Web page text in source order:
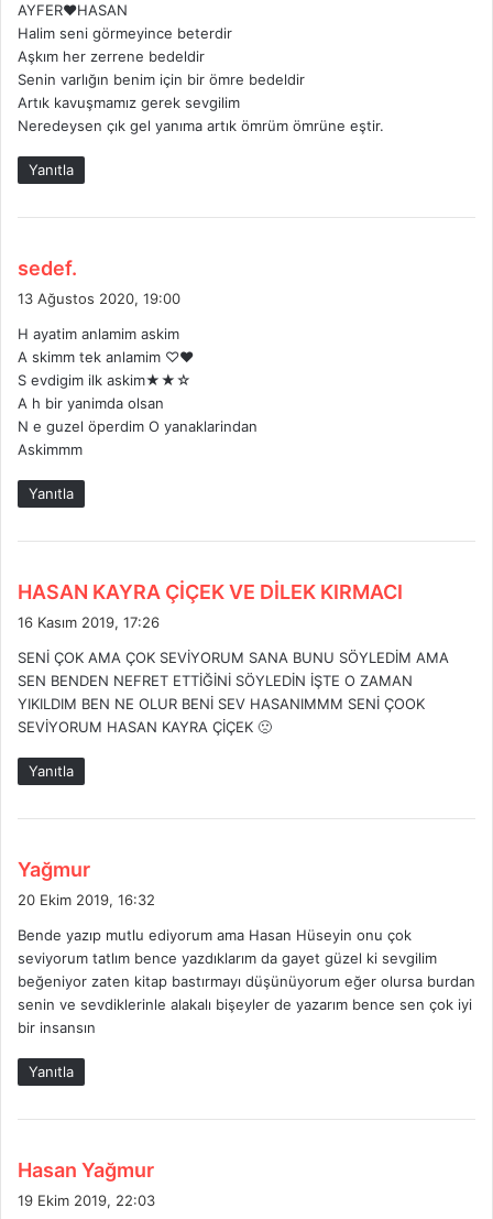
k
AYFER❤️HASAN
Halim seni görmeyince beterdir
Aşkım her zerrene bedeldir
Senin varlığın benim için bir ömre bedeldir
Artık kavuşmamız gerek sevgilim
Neredeysen çık gel yanıma artık ömrüm ömrüne eştir.
Yanıtla
sedef.
k
i
13 Ağustos 2020, 19:00
H ayatim anlamim askim
A skimm tek anlamim ♡♥
S evdigim ilk askim★★☆
A h bir yanimda olsan
N e guzel öperdim O yanaklarindan
Askimmm
Yanıtla
HASAN KAYRA ÇİÇEK VE DİLEK KIRMACI
i
k
i
16 Kasım 2019, 17:26
SENİ ÇOK AMA ÇOK SEVİYORUM SANA BUNU SÖYLEDİM AMA
SEN BENDEN NEFRET ETTİĞİNİ SÖYLEDİN İŞTE O ZAMAN
YIKILDIM BEN NE OLUR BENİ SEV HASANIMMM SENİ ÇOOK
SEVİYORUM HASAN KAYRA ÇİÇEK 🙁
Yanıtla
Yağmur
e
i
k
i
20 Ekim 2019, 16:32
Bende yazıp mutlu ediyorum ama Hasan Hüseyin onu çok
seviyorum tatlım bence yazdıklarım da gayet güzel ki sevgilim
beğeniyor zaten kitap bastırmayı düşünüyorum eğer olursa burdan
senin ve sevdiklerinle alakalı bişeyler de yazarım bence sen çok iyi
bir insansın
Yanıtla
Hasan Yağmur
19 Ekim 2019, 22:03